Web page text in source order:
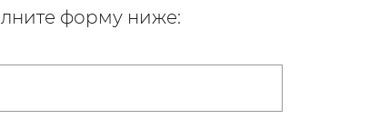
форму ниже: